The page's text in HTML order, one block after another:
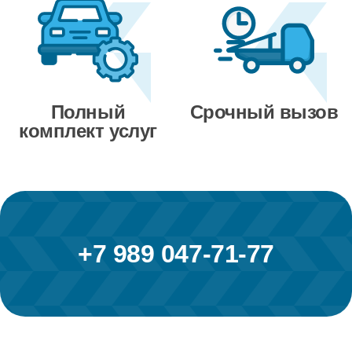
Полный
комплект услуг
Срочный вызов
+7 989 047-71-77